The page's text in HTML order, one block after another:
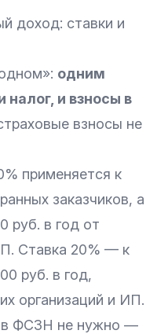
доход: ставки и
одним
и взносы в
взносы не
применяется к
заказчиков, а
руб. в год от
Ставка 20% — к
руб. в год,
организаций и ИП.
в ФСЗН не нужно —